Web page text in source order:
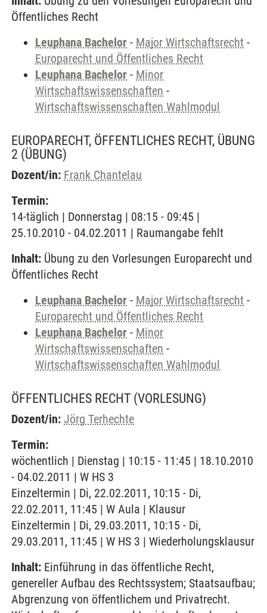
Öffentliches Recht
Leuphana Bachelor - Major Wirtschaftsrecht -
Europarecht und Öffentliches Recht
Leuphana Bachelor - Minor
Wirtschaftswissenschaften -
Wirtschaftswissenschaften Wahlmodul
EUROPARECHT, ÖFFENTLICHES RECHT, ÜBUNG
2 (ÜBUNG)
Dozent/in: Frank Chantelau
Termin:
14-täglich | Donnerstag | 08:15 - 09:45 |
25.10.2010 - 04.02.2011 | Raumangabe fehlt
Inhalt: Übung zu den Vorlesungen Europarecht und
Öffentliches Recht
Leuphana Bachelor - Major Wirtschaftsrecht -
Europarecht und Öffentliches Recht
Leuphana Bachelor - Minor
Wirtschaftswissenschaften -
Wirtschaftswissenschaften Wahlmodul
ÖFFENTLICHES RECHT (VORLESUNG)
Dozent/in: Jörg Terhechte
Termin:
wöchentlich | Dienstag | 10:15 - 11:45 | 18.10.2010
- 04.02.2011 | W HS 3
Einzeltermin | Di, 22.02.2011, 10:15 - Di,
22.02.2011, 11:45 | W Aula | Klausur
Einzeltermin | Di, 29.03.2011, 10:15 - Di,
29.03.2011, 11:45 | W HS 3 | Wiederholungsklausur
Inhalt: Einführung in das öffentliche Recht,
genereller Aufbau des Rechtssystem; Staatsaufbau;
Abgrenzung von öffentlichem und Privatrecht.